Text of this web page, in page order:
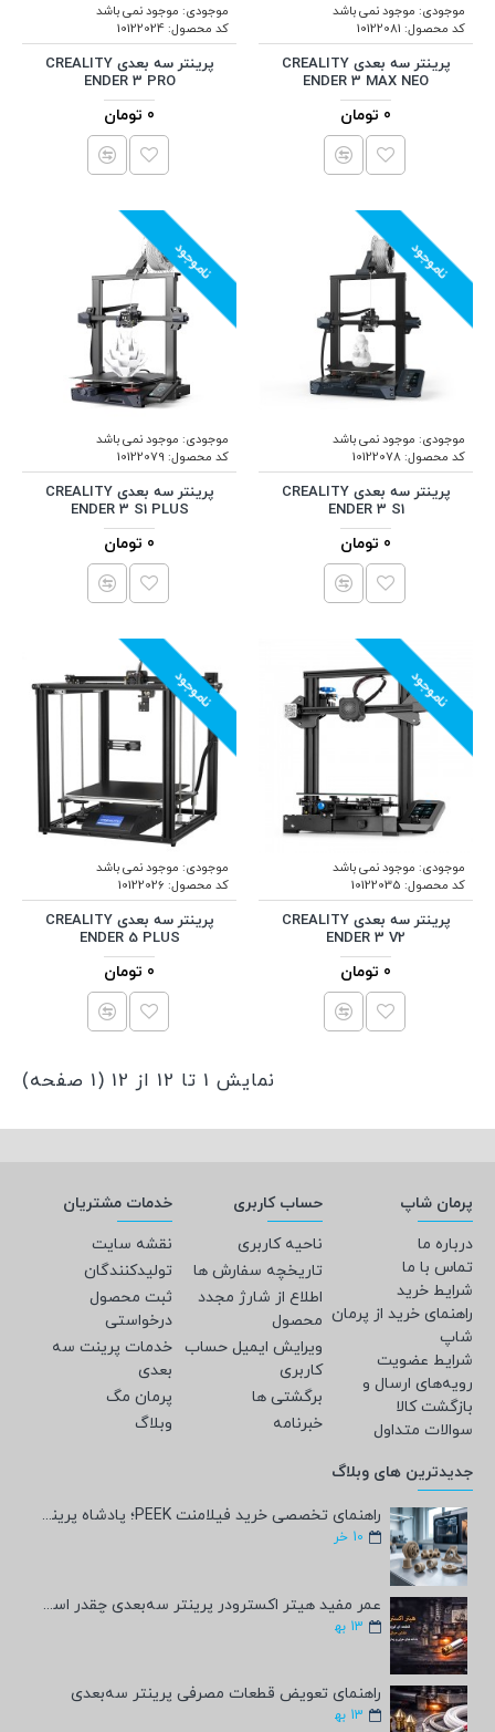
موجودی: موجود نمی باشد
کد محصول: 10122081
پرینتر سه بعدی CREALITY
ENDER 3 MAX NEO
0 تومان
موجودی: موجود نمی باشد
کد محصول:10122024
پرینتر سه بعدی CREALITY
ENDER 3 PRO
0 تومان
ناموجود
موجودی: موجود نمی باشد
کد محصول:10122078
پرینتر سه بعدی CREALITY
ENDER 3 S1
0 تومان
ناموجود
موجودی: موجود نمی باشد
کد محصول: 10122079
پرینتر سه بعدی CREALITY
ENDER 3 S1 PLUS
0 تومان
ناموجود
موجودی: موجود نمی باشد
کد محصول: 10122035
پرینتر سه بعدی CREALITY
ENDER 3 V2
0 تومان
ناموجود
موجودی: موجود نمی باشد
کد محصول: 10122026
پرینتر سه بعدی CREALITY
ENDER 5 PLUS
0 تومان
نمایش 1 تا 12 از 12 (1 صفحه)
پرمان شاپ
درباره ما
تماس با ما
شرایط خرید
راهنمای خرید از پرمان
شاپ
شرایط عضویت
رویه‌های ارسال و
بازگشت کالا
سوالات متداول
حساب کاربری
ناحیه کاربری
تاریخچه سفارش ها
اطلاع از شارژ مجدد
محصول
ویرایش ایمیل حساب
کاربری
برگشتی ها
خبرنامه
خدمات مشتریان
نقشه سایت
تولیدکنندگان
ثبت محصول
درخواستی
خدمات پرینت سه
بعدی
پرمان مگ
وبلاگ
جدیدترین های وبلاگ
راهنمای تخصصی خرید فیلامنت PEEK؛ پادشاه پرینت سه‌بعدی صنعتی و پزشکی + مشخصات فنی
10 خر
عمر مفید هیتر اکسترودر پرینتر سه‌بعدی چقدر است؟
13 به‍
راهنمای تعویض قطعات مصرفی پرینتر سه‌بعدی
13 به‍